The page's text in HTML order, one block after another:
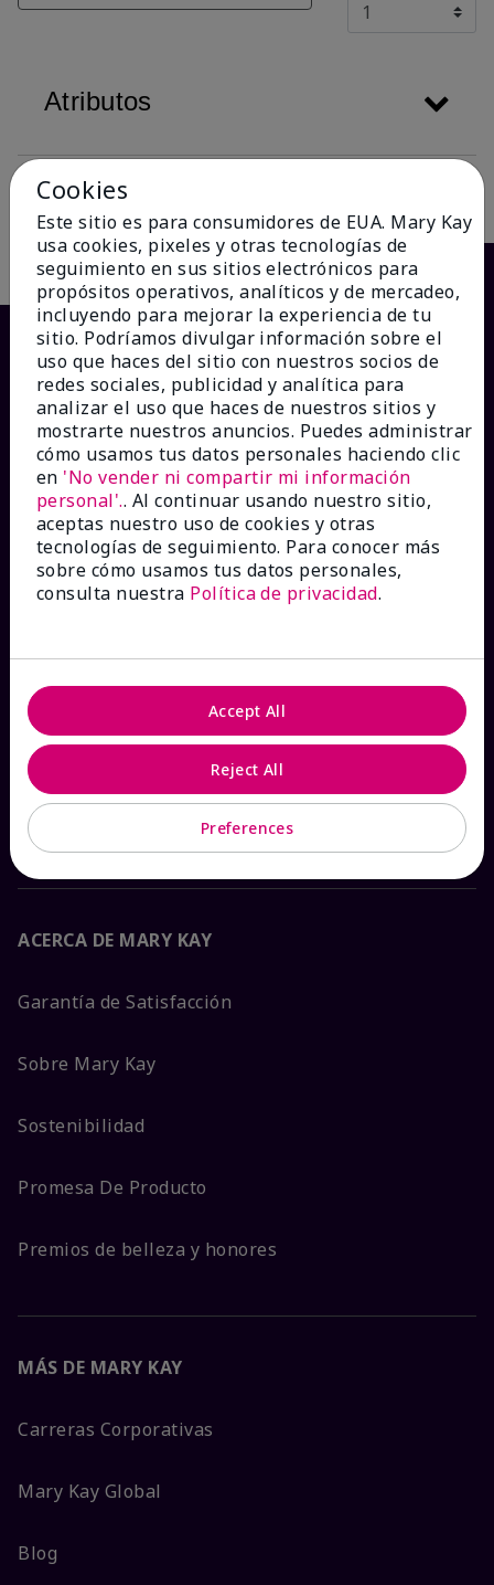
Atributos
Descripción
¿CÓMO PODEMOS AYUDAR?
Recibe e-mails
Contáctanos
Catálogos interactivos
Preguntas frecuentes
ACERCA DE MARY KAY
Garantía de Satisfacción
Sobre Mary Kay
Sostenibilidad
Promesa De Producto
Premios de belleza y honores
MÁS DE MARY KAY
Carreras Corporativas
Mary Kay Global
Blog
Cookies
Este sitio es para consumidores de EUA. Mary Kay
usa cookies, pixeles y otras tecnologías de
seguimiento en sus sitios electrónicos para
propósitos operativos, analíticos y de mercadeo,
incluyendo para mejorar la experiencia de tu
sitio. Podríamos divulgar información sobre el
uso que haces del sitio con nuestros socios de
redes sociales, publicidad y analítica para
analizar el uso que haces de nuestros sitios y
mostrarte nuestros anuncios. Puedes administrar
cómo usamos tus datos personales haciendo clic
en 'No vender ni compartir mi información
personal'.. Al continuar usando nuestro sitio,
aceptas nuestro uso de cookies y otras
tecnologías de seguimiento. Para conocer más
sobre cómo usamos tus datos personales,
consulta nuestra Política de privacidad.
Preferences
Reject All
Accept All